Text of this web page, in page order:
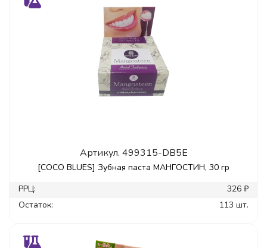
Артикул. 499315-DB5E
[COCO BLUES] Зубная паста МАНГОСТИН, 30 гр
РРЦ:
326 ₽
Остаток:
113 шт.